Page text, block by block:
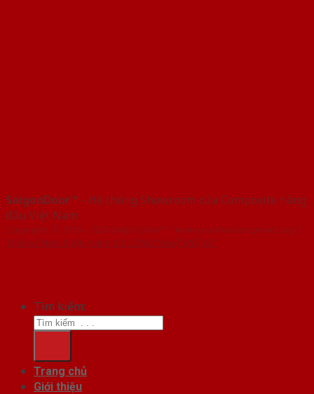
SaigonDoor™ - Hệ thống Showroom cửa Composite hàng
đầu Việt Nam
Copyright ⓒ 2016 – 2026 SaigonDoor™ - www.cuanhuacomposite.org |
Thiết kế Web & Vận hành bởi CÔNG NGHỆ VIỆT JSC
Tìm kiếm:
Trang chủ
Giới thiệu